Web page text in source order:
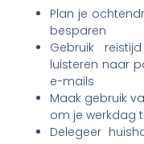
Plan je
besparen
Gebruik
luisteren naar
e-mails
Maak gebruik
om je werkdag
Delegeer